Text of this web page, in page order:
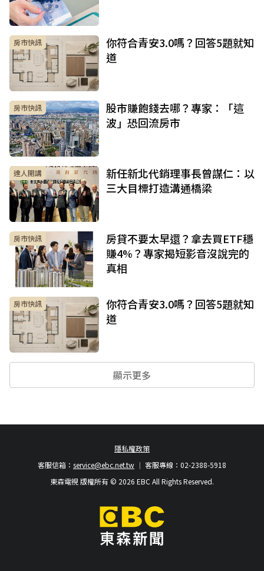
房市快訊
你符合青安3.0嗎？回答5題就知
道
房市快訊
股市賺飽錢去哪？專家：「這
波」恐回流房市
達人開講
新任新北代銷理事長曾謀仁：以
三大目標打造溝通橋梁
房市快訊
房貸不要太早還？拿去買ETF穩
賺4%？專家揭短影音沒說完的
真相
房市快訊
你符合青安3.0嗎？回答5題就知
道
顯示更多
隱私權政策
客服專線：02-2388-5918
客服信箱： service@ebc.net.tw
東森電視 版權所有 © 2026 EBC All Rights Reserved.